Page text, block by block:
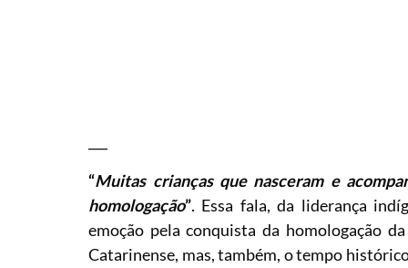
“Muitas crianças que nasceram e
homologação”. Essa fala, da liderança
emoção pela conquista da homologação
Catarinense, mas, também, o tempo